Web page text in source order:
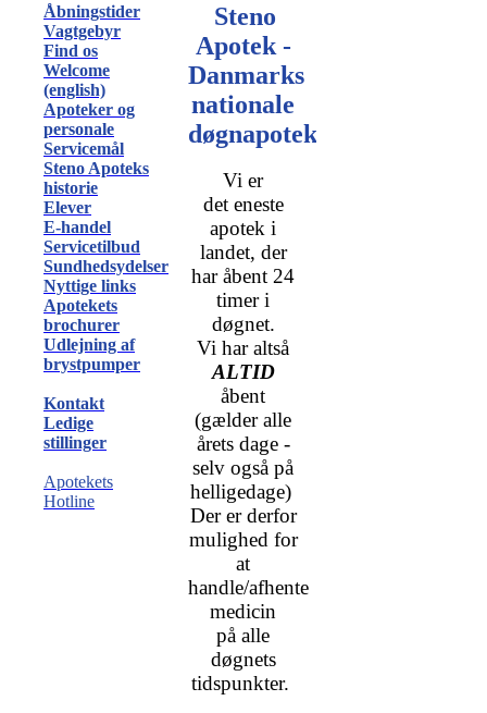
Åbningstider
Vagtgebyr
Find os
Welcome
(english)
Apoteker og
personale
Servicemål
Steno Apoteks
historie
Elever
E-handel
Servicetilbud
Sundhedsydelser
Nyttige links
Apotekets
brochurer
Udlejning af
brystpumper
Kontakt
Ledige
stillinger
Apotekets
Hotline
Steno
Apotek -
Danmarks
nationale
døgnapotek
Vi er
det eneste
apotek i
landet, der
har åbent 24
timer i
døgnet.
Vi har altså
ALTID
åbent
(gælder alle
årets dage -
selv også på
helligedage)
Der er derfor
mulighed for
at
handle/afhente
medicin
på alle
døgnets
tidspunkter.